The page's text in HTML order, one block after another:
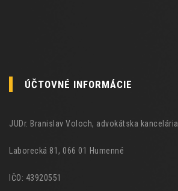
ÚČTOVNÉ INFORMÁCIE
JUDr. Branislav Voloch, advokátska kancelária
Laborecká 81, 066 01 Humenné
IČO: 43920551